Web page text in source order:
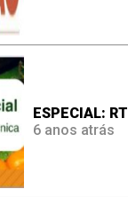
ESPECIAL: RT
6 anos atrás